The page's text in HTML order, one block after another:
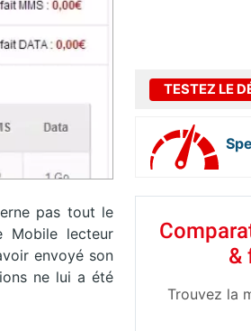
pas tout le
Mobile lecteur
envoyé son
ne lui a été
TESTEZ LE
&
Trouvez la